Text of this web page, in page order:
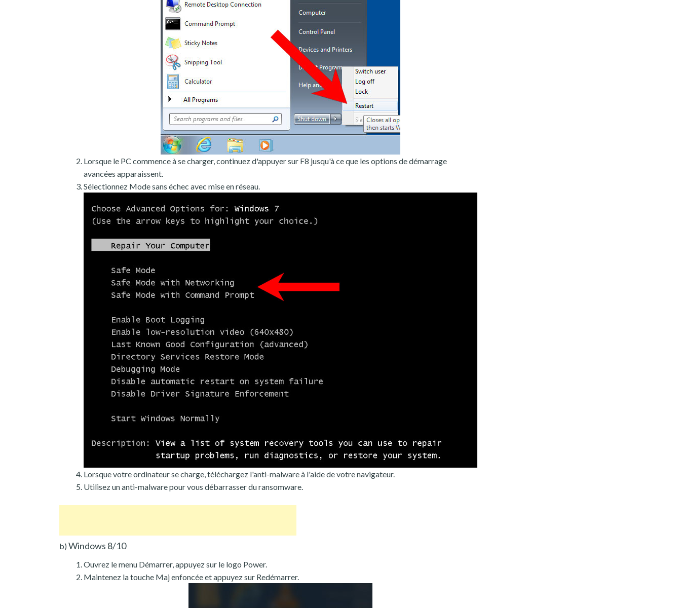
Lorsque le PC commence à se charger, continuez d'appuyer sur F8 jusqu'à ce que les options de démarrage
avancées apparaissent.
Sélectionnez Mode sans échec avec mise en réseau.
Lorsque votre ordinateur se charge, téléchargez l'anti-malware à l'aide de votre navigateur.
Utilisez un anti-malware pour vous débarrasser du ransomware.
b) Windows 8/10
Ouvrez le menu Démarrer, appuyez sur le logo Power.
Maintenez la touche Maj enfoncée et appuyez sur Redémarrer.